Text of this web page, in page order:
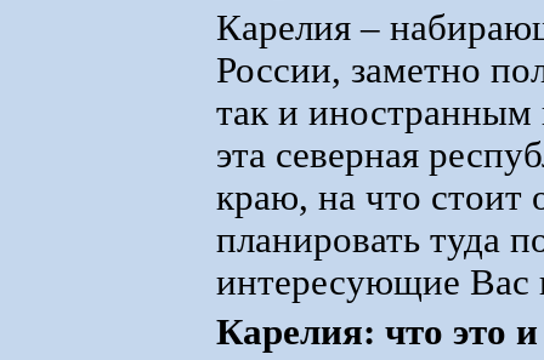
Карелия –
России, заметно
так и иностранным
эта северная
краю, на что стоит
планировать туда
интересующие Вас
Карелия: что это и